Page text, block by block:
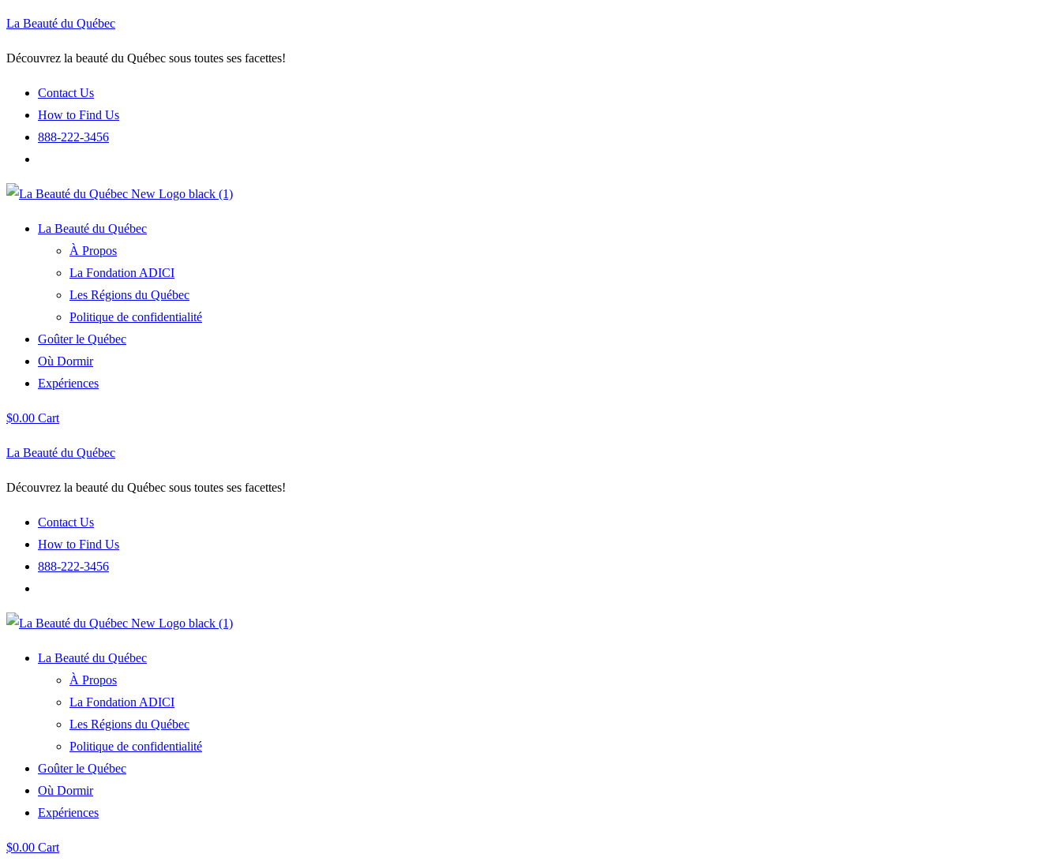
La Beauté du Québec
Découvrez la beauté du Québec sous toutes ses facettes!
Contact Us
How to Find Us
888-222-3456
La Beauté du Québec
À Propos
La Fondation ADICI
Les Régions du Québec
Politique de confidentialité
Goûter le Québec
Où Dormir
Expériences
$0.00 Cart
La Beauté du Québec
Découvrez la beauté du Québec sous toutes ses facettes!
Contact Us
How to Find Us
888-222-3456
La Beauté du Québec
À Propos
La Fondation ADICI
Les Régions du Québec
Politique de confidentialité
Goûter le Québec
Où Dormir
Expériences
$0.00 Cart